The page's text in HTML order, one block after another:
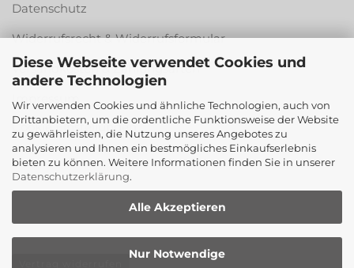
Diese Webseite verwendet Cookies und
andere Technologien
Wir verwenden Cookies und ähnliche Technologien, auch von
Drittanbietern, um die ordentliche Funktionsweise der Website
zu gewährleisten, die Nutzung unseres Angebotes zu
analysieren und Ihnen ein bestmögliches Einkaufserlebnis
bieten zu können. Weitere Informationen finden Sie in unserer
Datenschutzerklärung.
Alle Akzeptieren
Nur Notwendige
Datenschutz
Widerrufsrecht & Widerrufsformular
Versandkosten & Zahlungsarten
Impressum
Cookie Einstellungen